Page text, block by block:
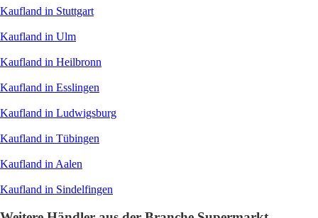
Kaufland in Stuttgart
Kaufland in Ulm
Kaufland in Heilbronn
Kaufland in Esslingen
Kaufland in Ludwigsburg
Kaufland in Tübingen
Kaufland in Aalen
Kaufland in Sindelfingen